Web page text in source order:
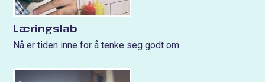
Læringslab
Nå er tiden inne for å tenke seg godt om